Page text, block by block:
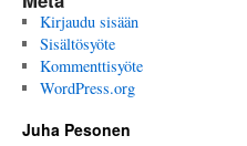
Kirjaudu sisään
Sisältösyöte
Kommenttisyöte
WordPress.org
Juha Pesonen